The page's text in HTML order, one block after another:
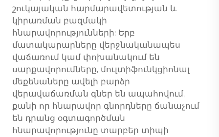
շուկայական հարմարավետության և
կիրառման բազմակի
հնարավորությունների: Երբ
մատակարարները վերջնականապես
վաճառում կամ փոխանակում են
սարքավորումները, մուլտիֆունկցիոնալ
մեքենաները ավելի բարձր
վերավաճառման գներ են ապահովում,
քանի որ հնարավոր գնորդները ճանաչում
են դրանց օգտագործման
հնարավորությունը տարբեր տիպի